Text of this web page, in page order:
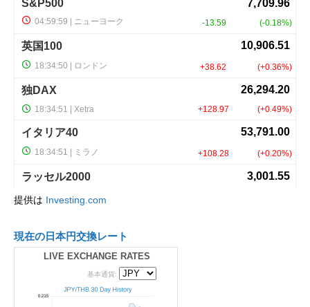
提供は Investing.com
現在の日本円交換レート
LIVE EXCHANGE RATES